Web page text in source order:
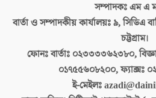
সম্পাদকঃএম এ
বার্তা ও সম্পাদকীয় কার্যালয়ঃ৯, সিডিএ
চট্টগ্রাম।
ফোনঃ বার্তাঃ ০২৩৩৩৩৬২৩৮০,
০১৭৫৫৬০৮২০০, ফ্যাক্সঃ
ই-মেইলঃ